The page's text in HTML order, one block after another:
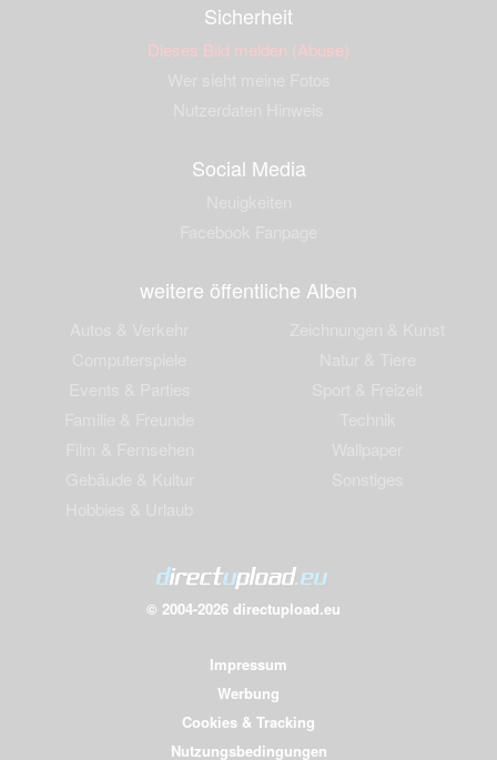
Sicherheit
Dieses Bild melden (Abuse)
Social Media
weitere öffentliche Alben
© 2004-2026 directupload.eu
Impressum
Werbung
Cookies & Tracking
Nutzungsbedingungen